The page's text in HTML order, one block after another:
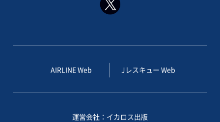
AIRLINE Web Jレスキュー Web
運営会社：イカロス出版